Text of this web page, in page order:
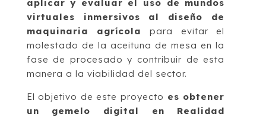
aplicar y evaluar el uso de mundos
virtuales inmersivos al diseño de
maquinaria agrícola
para evitar el
molestado de la aceituna de mesa en la
fase de procesado y contribuir de esta
manera a la viabilidad del sector.
El objetivo de este proyecto es obtener
un gemelo digital en Realidad